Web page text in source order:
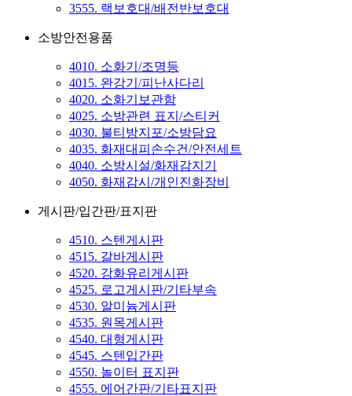
3555. 랙보호대/배전반보호대
소방안전용품
4010. 소화기/조명등
4015. 완강기/피난사다리
4020. 소화기보관함
4025. 소방관련 표지/스티커
4030. 불티방지포/소방담요
4035. 화재대피손수건/안전세트
4040. 소방시설/화재감지기
4050. 화재감시/개인진화장비
게시판/입간판/표지판
4510. 스텐게시판
4515. 갈바게시판
4520. 강화유리게시판
4525. 로고게시판/기타부속
4530. 알미늄게시판
4535. 원목게시판
4540. 대형게시판
4545. 스텐입간판
4550. 놀이터 표지판
4555. 에어간판/기타표지판